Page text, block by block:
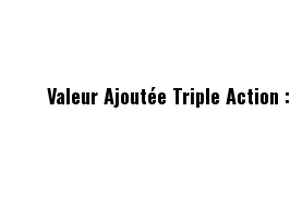
Valeur Ajoutée Triple Action